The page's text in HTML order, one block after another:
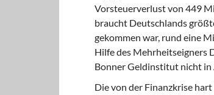
Vorsteuerverlust von 449
braucht Deutschlands
gekommen war, rund eine
Hilfe des Mehrheitseigners
Bonner Geldinstitut nicht in
Die von der Finanzkrise